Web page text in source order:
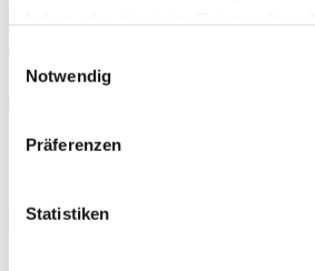
Notwendig
Präferenzen
Statistiken
Assistant Producer
Kinotrailer "Das Land der tausend